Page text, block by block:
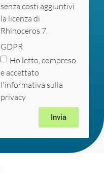
senza costi aggiuntivi
la licenza di
Rhinoceros 7.
GDPR
Ho letto, compreso
e accettato
l'informativa sulla
privacy
Invia